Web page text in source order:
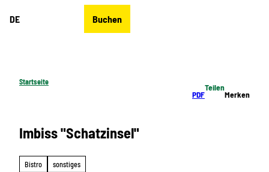
DE Buchen
Startseite
PDF
Teilen
Merken
Imbiss "Schatzinsel"
Bistro sonstiges